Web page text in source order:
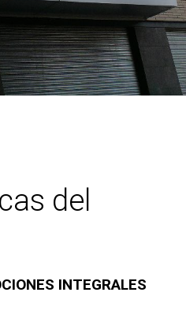
del
INTEGRALES